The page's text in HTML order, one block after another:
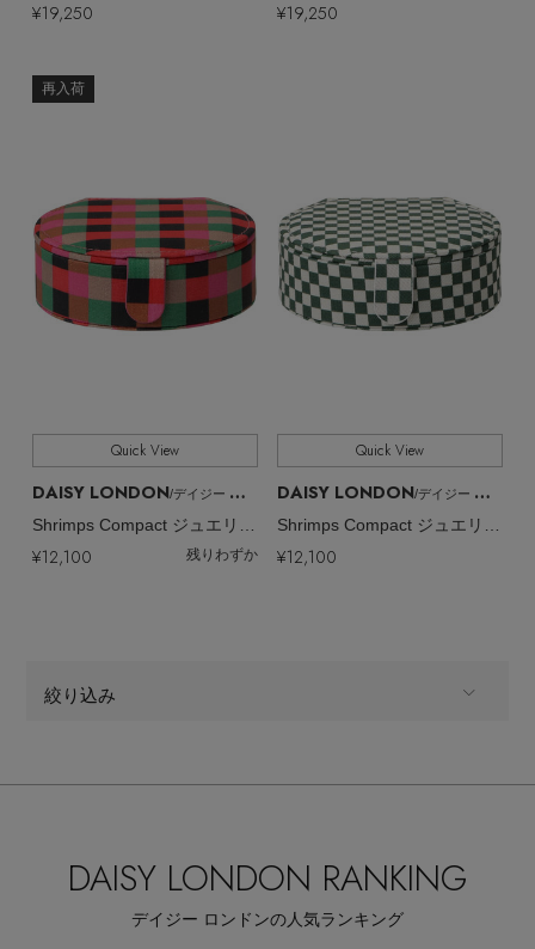
Stay in the Loop
ELLE SHOP 公式アプリ
¥19,250 ¥19,250
再入荷
Quick View
DAISY LONDON/デイジー ロンドン
¥12,100 残りわずか
Quick View
DAISY LONDON/デイジー ロンドン
¥12,100
絞り込み
全てのカラー
DAISY LONDON RANKING
デイジー ロンドンの人気ランキング